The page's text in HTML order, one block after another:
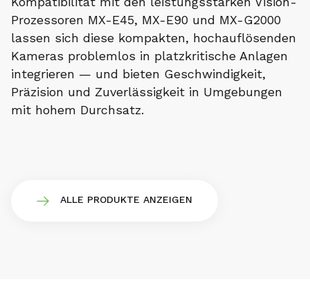
Prozessoren MX-E45, MX-E90 und MX-G2000
lassen sich diese kompakten, hochauflösenden
Kameras problemlos in platzkritische Anlagen
integrieren — und bieten Geschwindigkeit,
Präzision und Zuverlässigkeit in Umgebungen
mit hohem Durchsatz.
ALLE PRODUKTE ANZEIGEN